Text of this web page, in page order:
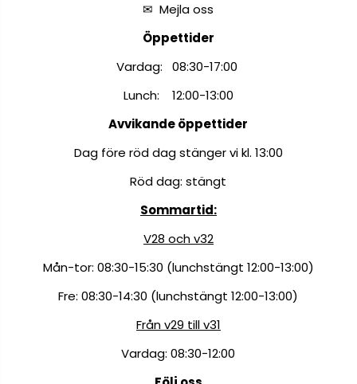
✉Mejla oss
Öppettider
Vardag: 08:30-17:00
Lunch: 12:00-13:00
Avvikande öppettider
Dag före röd dag stänger vi kl. 13:00
Röd dag: stängt
Sommartid:
V28 och v32
Mån-tor: 08:30-15:30 (lunchstängt 12:00-13:00)
Fre: 08:30-14:30 (lunchstängt 12:00-13:00)
Från v29 till v31
Vardag: 08:30-12:00